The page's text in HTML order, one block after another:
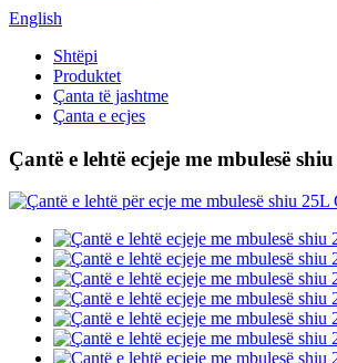
English
Shtëpi
Produktet
Çanta të jashtme
Çanta e ecjes
Çantë e lehtë ecjeje me mbulesë